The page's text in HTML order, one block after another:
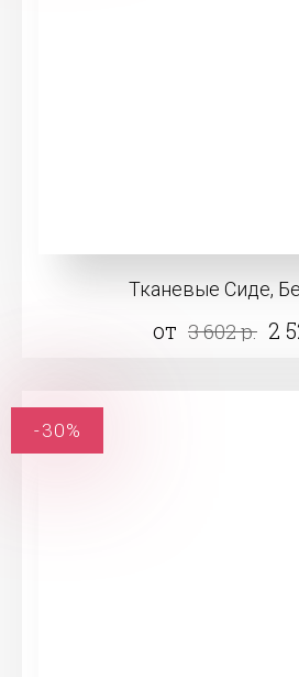
Тканевые Сиде,
от 3 602 р. 2
-30%